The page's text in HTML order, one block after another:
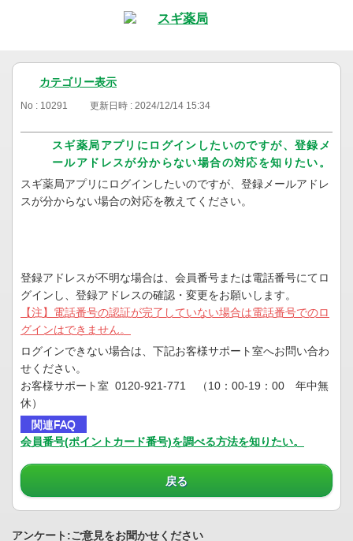
カテゴリー表示
No : 10291 更新日時 : 2024/12/14 15:34
スギ薬局アプリにログインしたいのですが、登録メ
ールアドレスが分からない場合の対応を知りたい。
スギ薬局アプリにログインしたいのですが、登録メールアドレ
スが分からない場合の対応を教えてください。
登録アドレスが不明な場合は、会員番号または電話番号にてロ
グインし、登録アドレスの確認・変更をお願いします。
【注】電話番号の認証が完了していない場合は電話番号でのロ
グインはできません。
ログインできない場合は、下記お客様サポート室へお問い合わ
せください。
お客様サポート室 0120-921-771 （10：00-19：00 年中無
休）
関連FAQ
会員番号(ポイントカード番号)を調べる方法を知りたい。
戻る
アンケート:ご意見をお聞かせください